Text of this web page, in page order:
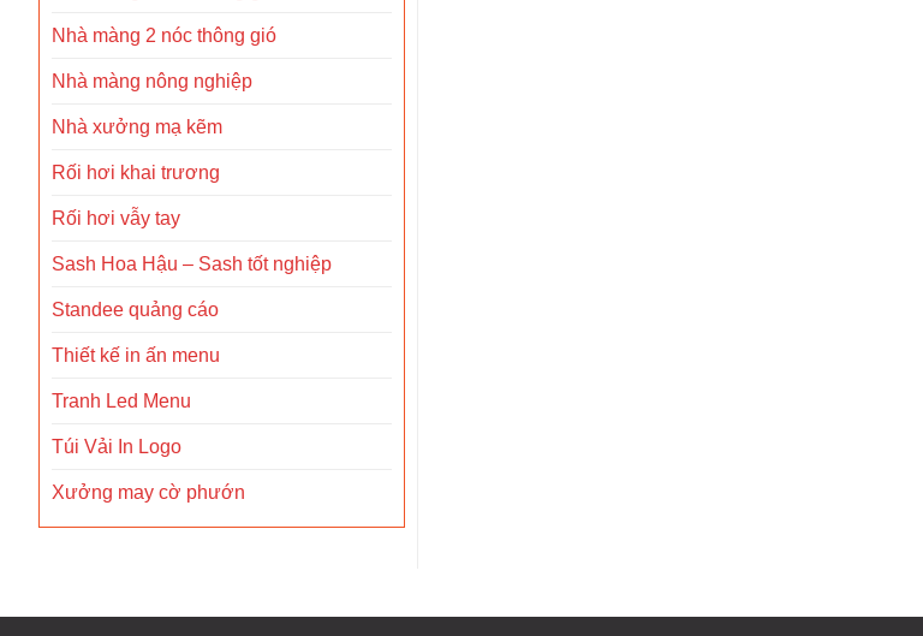
Nhà màng 2 nóc thông gió
Nhà màng nông nghiệp
Nhà xưởng mạ kẽm
Rối hơi khai trương
Rối hơi vẫy tay
Sash Hoa Hậu – Sash tốt nghiệp
Standee quảng cáo
Thiết kế in ấn menu
Tranh Led Menu
Túi Vải In Logo
Xưởng may cờ phướn